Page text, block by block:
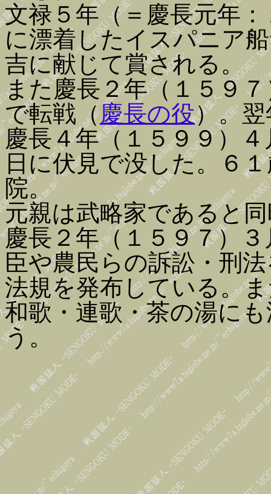
文禄５年（＝慶長元年
に漂着したイスパニア
吉に献じて賞される。
また慶長２年（１５９
で転戦（ 慶長の役）。
慶長４年（１５９９）
日に伏見で没した。６
院。
元親は武略家であると
慶長２年（１５９７）
臣や農民らの訴訟・刑
法規を発布している。
和歌・連歌・茶の湯に
う。